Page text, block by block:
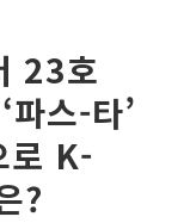
23호
스-타’
로 K-
?